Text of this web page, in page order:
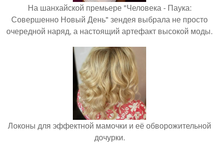
На шанхайской премьере "Человека - Паука:
Совершенно Новый День" зендея выбрала не просто
очередной наряд, а настоящий артефакт высокой моды.
Локоны для эффектной мамочки и её обворожительной
дочурки.